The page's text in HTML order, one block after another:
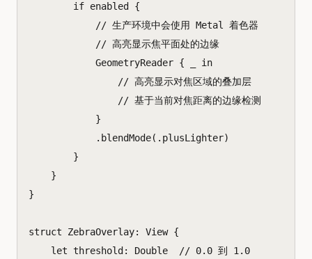
if enabled
{
// 生产环境中会使用 Metal 着色器
// 高亮显示焦平面处的边缘
GeometryReader {
in
// 高亮显示对焦区域的叠加层
// 基于当前对焦距离的边缘检测
}
. blendMode(. plusLighter)
}
}
}
struct ZebraOverlay: View {
let threshold : Double
// 0.0 到 1.0